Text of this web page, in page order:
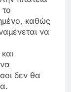
καθώς
να
δεν θα